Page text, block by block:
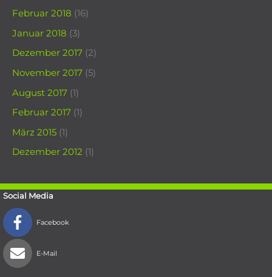
Februar 2018 (16)
Januar 2018 (3)
Dezember 2017 (2)
November 2017 (5)
August 2017 (1)
Februar 2017 (1)
März 2015 (1)
Dezember 2012 (1)
Social Media
Facebook
E-Mail